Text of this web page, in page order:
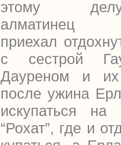
этому
алматинец
приехал
с сестрой
Дауреном и
после ужина
искупаться на
“Рохат”, где и